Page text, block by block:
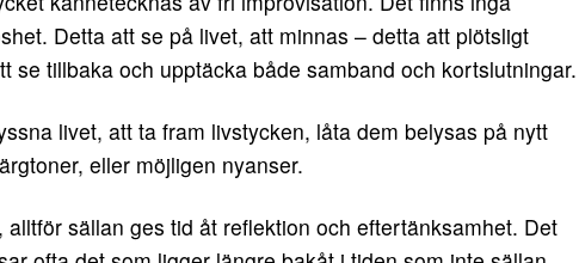
Detta att se på livet, att minnas – detta att plötsligt
se tillbaka och upptäcka både samband och kortslutningar.
livet, att ta fram livstycken, låta dem belysas på nytt
eller möjligen nyanser.
sällan ges tid åt reflektion och eftertänksamhet. Det